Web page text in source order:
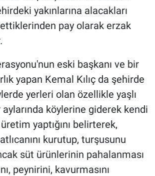
yakınlarına alacakları
pay olarak erzak
eski başkanı ve bir
yapan Kemal Kılıç da şehirde
yerleri olan özellikle yaşlı
köylerine giderek kendi
yaptığını belirterek,
kurutup, turşusunu
süt ürünlerinin pahalanması
peynirini, kavurmasını